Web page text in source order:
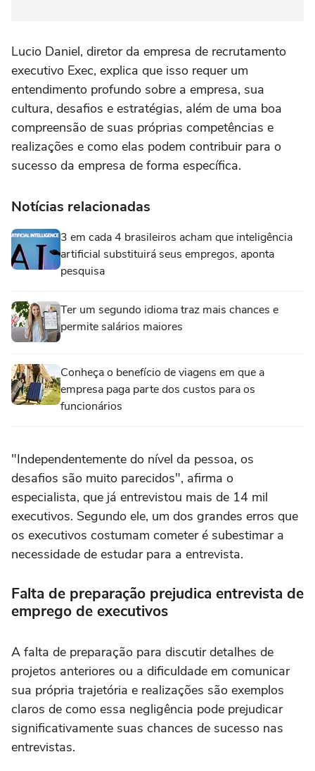
Lucio Daniel, diretor da empresa de recrutamento
executivo Exec, explica que isso requer um
entendimento profundo sobre a empresa, sua
cultura, desafios e estratégias, além de uma boa
compreensão de suas próprias competências e
realizações e como elas podem contribuir para o
sucesso da empresa de forma específica.
Notícias relacionadas
3 em cada 4 brasileiros acham que inteligência
artificial substituirá seus empregos, aponta
pesquisa
Ter um segundo idioma traz mais chances e
permite salários maiores
Conheça o benefício de viagens em que a
empresa paga parte dos custos para os
funcionários
"Independentemente do nível da pessoa, os
desafios são muito parecidos", afirma o
especialista, que já entrevistou mais de 14 mil
executivos. Segundo ele, um dos grandes erros que
os executivos costumam cometer é subestimar a
necessidade de estudar para a entrevista.
Falta de preparação prejudica entrevista de
emprego de executivos
A falta de preparação para discutir detalhes de
projetos anteriores ou a dificuldade em comunicar
sua própria trajetória e realizações são exemplos
claros de como essa negligência pode prejudicar
significativamente suas chances de sucesso nas
entrevistas.